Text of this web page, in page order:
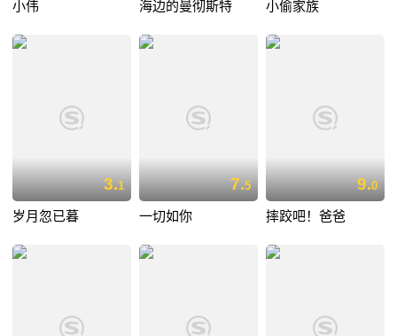
小伟 海边的曼彻斯特 小偷家族
3.1
岁月忽已暮
7.5
一切如你
9.0
摔跤吧！爸爸